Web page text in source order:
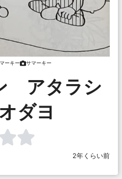
ーキー サマーキー
アタラシ
ダヨ
2年くらい前